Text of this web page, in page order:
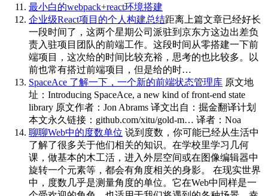
最小白的webpack+react环境搭建
企业级React项目的个人构建总结距离上篇文章已经好长
一段时间了，这两个星期公司派驻到京东方这边出差负
责入驻项目团队的前端工作。这段时间从零搭建一下前
端项目，这次给的时间比较充裕，思考的也比较多。以
前也常有搭过前端项目，但是给的时…
SpaceAce 了解一下，一个新的前端状态管理库 原文地
址：Introducing SpaceAce, a new kind of front-end state
library 原文作者：Jon Abrams 译文出自：掘金翻译计划
本文永久链接：github.com/xitu/gold-m… 译者：Noa
聊聊Web中的度数单位 说到度数，你可能已经从生活中
了解了很多关于他们相关的知识。在学校里学习几何
课，做基本的木工活，进入外层空间或在图像编辑器中
旋转一个元素等，都会有角度相关的身影。 在现实世界
中，度数几乎是测量角度的单位。它在Web中同样是一